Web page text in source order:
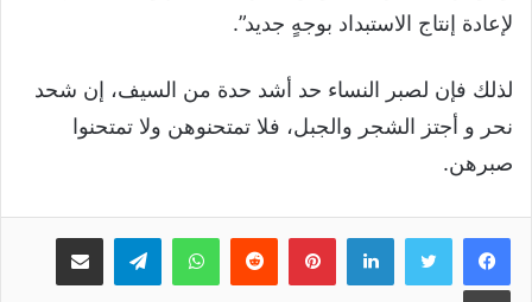
لإعادة إنتاج الاستبداد بوجهٍ جديد”.
لذلك فإن لصبر النساء حد أشد حدة من السيف، إن شحد
نحر و أجتز الشجر والجبل، فلا تمتحنوهن ولا تمتحنوا
صبرهن.
لينكدإنبينتيريست واتسابتيلقرام مشاركة عبر البريد
طباعة